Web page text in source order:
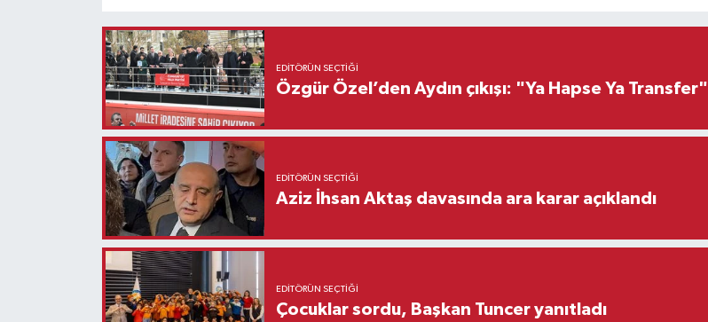
EDITÖRÜN SEÇTIĞI
Özgür Özel’den Aydın çıkışı: "Ya Hapse Ya Transfer"
EDITÖRÜN SEÇTIĞI
Aziz İhsan Aktaş davasında ara karar açıklandı
EDITÖRÜN SEÇTIĞI
Çocuklar sordu, Başkan Tuncer yanıtladı